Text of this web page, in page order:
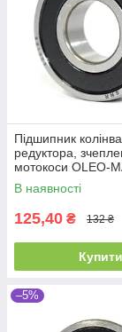
Підшипник
редуктора,
мотокоси OLEO-
25 SPARTA 37,
SPARTA 40,
В наявності
125,40 ₴ 132 ₴
Купити
–5%